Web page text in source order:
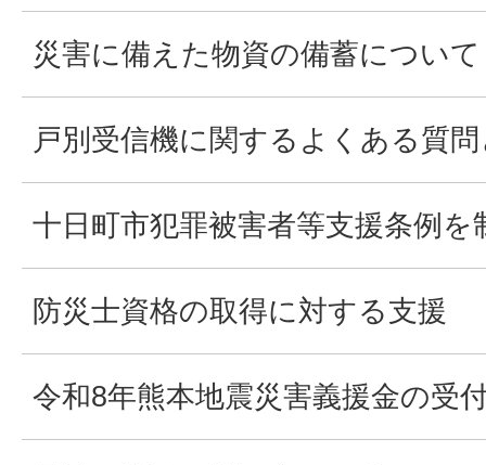
災害に備えた物資の備蓄について
戸別受信機に関するよくある質
十日町市犯罪被害者等支援条例を
防災士資格の取得に対する支援
令和8年熊本地震災害義援金の受